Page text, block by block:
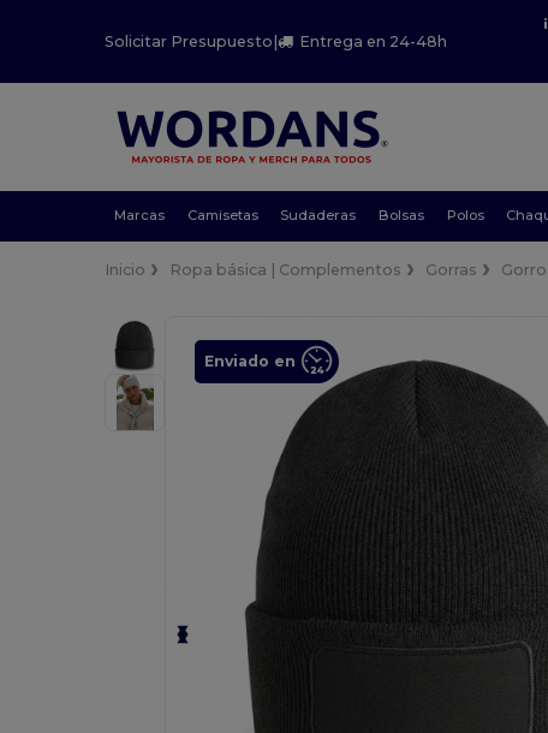
Solicitar Presupuesto | Entrega en 24-48h
Marcas Camisetas Sudaderas Bolsas Polos
Inicio Ropa básica | Complementos Gorras
Enviado en